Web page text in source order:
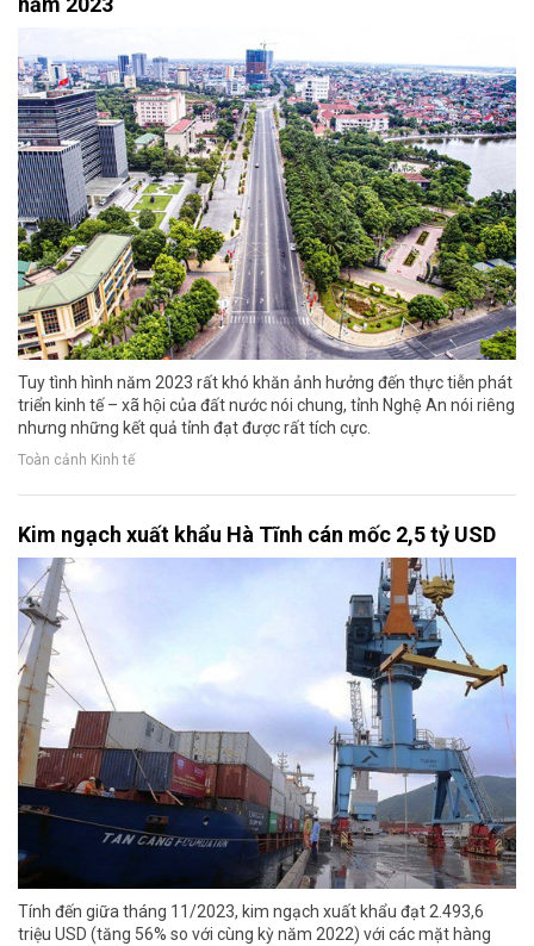
Tuy tình hình năm 2023 rất khó khăn ảnh hưởng đến thực tiễn phát
triển kinh tế – xã hội của đất nước nói chung, tỉnh Nghệ An nói riêng
nhưng những kết quả tỉnh đạt được rất tích cực.
Toàn cảnh Kinh tế
Kim ngạch xuất khẩu Hà Tĩnh cán mốc 2,5 tỷ USD
Tính đến giữa tháng 11/2023, kim ngạch xuất khẩu đạt 2.493,6
triệu USD (tăng 56% so với cùng kỳ năm 2022) với các mặt hàng